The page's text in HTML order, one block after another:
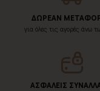
ΔΩΡΕΑΝ
για όλες τις αγορές άνω
ΑΣΦΑΛΕΙΣ